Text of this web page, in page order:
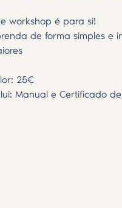
workshop é para si!
de forma simples e
25€
Manual e Certificado